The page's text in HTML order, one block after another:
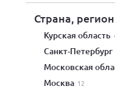
Страна, регион
Курская область
Санкт-Петербург
Московская
Москва 12